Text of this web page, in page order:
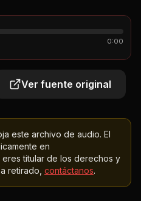
0:00
Ver fuente original
este archivo de audio. El
en
eres titular de los derechos y
retirado, contáctanos.